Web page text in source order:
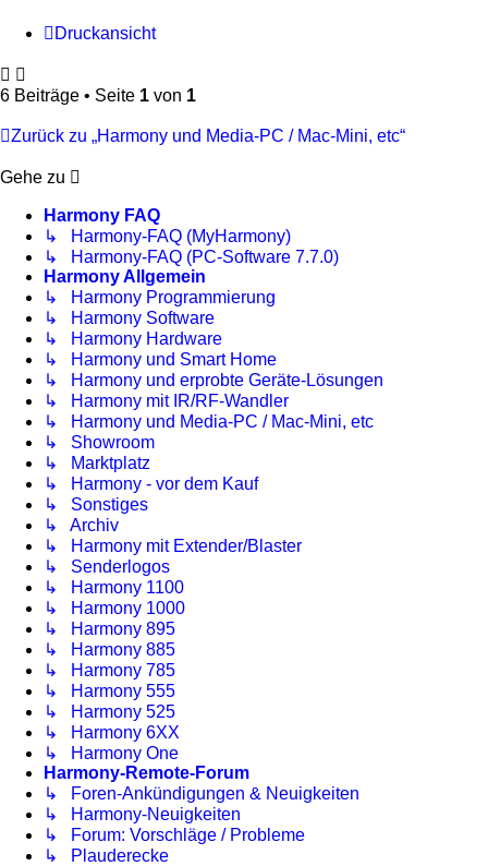
Druckansicht
6 Beiträge • Seite 1 von 1
Zurück zu „Harmony und Media-PC / Mac-Mini, etc“
Gehe zu
Harmony FAQ
↳ Harmony-FAQ (MyHarmony)
↳ Harmony-FAQ (PC-Software 7.7.0)
Harmony Allgemein
↳ Harmony Programmierung
↳ Harmony Software
↳ Harmony Hardware
↳ Harmony und Smart Home
↳ Harmony und erprobte Geräte-Lösungen
↳ Harmony mit IR/RF-Wandler
↳ Harmony und Media-PC / Mac-Mini, etc
↳ Showroom
↳ Marktplatz
↳ Harmony - vor dem Kauf
↳ Sonstiges
↳ Archiv
↳ Harmony mit Extender/Blaster
↳ Senderlogos
↳ Harmony 1100
↳ Harmony 1000
↳ Harmony 895
↳ Harmony 885
↳ Harmony 785
↳ Harmony 555
↳ Harmony 525
↳ Harmony 6XX
↳ Harmony One
Harmony-Remote-Forum
↳ Foren-Ankündigungen & Neuigkeiten
↳ Harmony-Neuigkeiten
↳ Forum: Vorschläge / Probleme
↳ Plauderecke